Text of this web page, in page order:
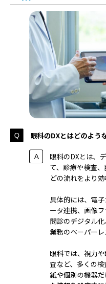
眼科のDXとはどのよう
眼科のDXとは、
て、診療や検査
どの流れをより効
具体的には、電
ータ連携、画像フ
問診のデジタル
業務のペーパーレ
眼科では、視力
査など、多くの
紙や個別の機器だ